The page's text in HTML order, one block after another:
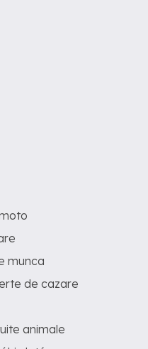
munca
de cazare
animale